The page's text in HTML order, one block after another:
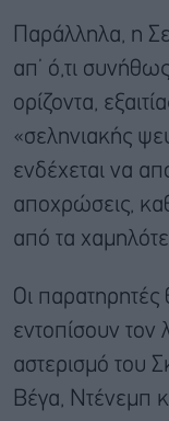
Παράλληλα, η
απ’ ό,τι
ορίζοντα,
«σεληνιακής
ενδέχεται να
αποχρώσεις,
από τα
Οι
εντοπίσουν
αστερισμό του
Βέγα, Ντένεμπ